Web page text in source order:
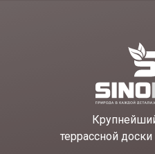
террассной